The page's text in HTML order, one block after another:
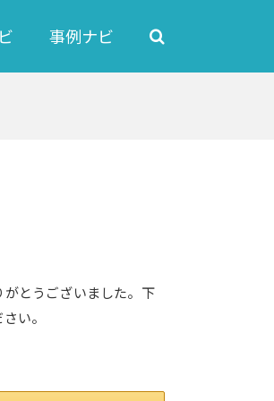
事例ナビ
とうございました。下
い。